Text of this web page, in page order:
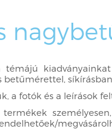
betűmérettel,
a fotók és a leírások